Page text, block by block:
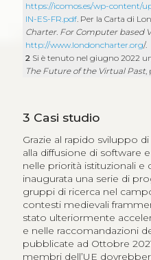
https://icomos.es/wp-content/
IN-ES-FR.pdf. Per la Carta di
Charter. For Computer based
http://www.londoncharter.org/.
2 Si è tenuto nel giugno 2022
The Future of the Virtual Past,
3 Casi studio
Grazie al rapido sviluppo
alla diffusione di software
nelle priorità istituzionali e
inaugurata una serie di
gruppi di ricerca nel
contesti medievali
stato ulteriormente
e nelle raccomandazioni
pubblicate ad Ottobre
membri dell’UE